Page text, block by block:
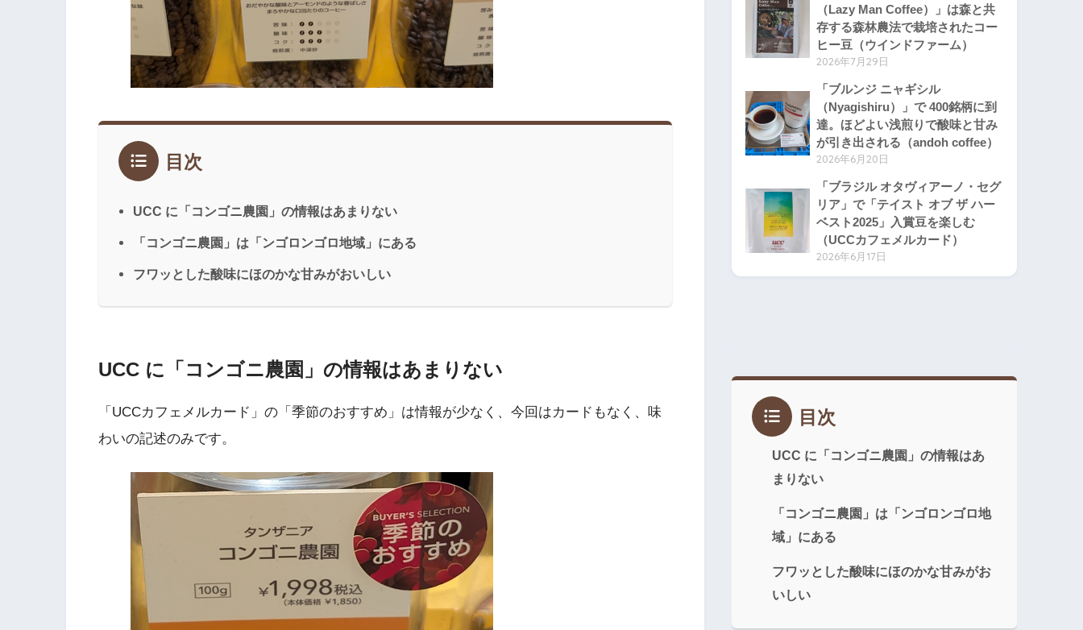
目次
UCC に「コンゴニ農園」の情報はあまりない
「コンゴニ農園」は「ンゴロンゴロ地域」にある
フワッとした酸味にほのかな甘みがおいしい
UCC に「コンゴニ農園」の情報はあまりない
「UCCカフェメルカード」の「季節のおすすめ」は情報が少なく、今回はカードもなく、味
わいの記述のみです。
（Lazy Man Coffee）」は森と共
存する森林農法で栽培されたコー
ヒー豆（ウインドファーム）
2026年7月29日
「ブルンジ ニャギシル
（Nyagishiru）」で 400銘柄に到
達。ほどよい浅煎りで酸味と甘み
が引き出される（andoh coffee）
2026年6月20日
「ブラジル オタヴィアーノ・セグ
リア」で「テイスト オブ ザ ハー
ベスト2025」入賞豆を楽しむ
（UCCカフェメルカード）
2026年6月17日
目次
UCC に「コンゴニ農園」の情報はあ
まりない
「コンゴニ農園」は「ンゴロンゴロ地
域」にある
フワッとした酸味にほのかな甘みがお
いしい